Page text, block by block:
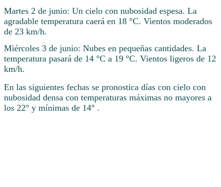
Martes 2 de junio: Un cielo con nubosidad espesa. La
agradable temperatura caerá en 18 °C. Vientos moderados
de 23 km/h.
Miércoles 3 de junio: Nubes en pequeñas cantidades. La
temperatura pasará de 14 °C a 19 °C. Vientos ligeros de 12
km/h.
En las siguientes fechas se pronostica días con cielo con
nubosidad densa con temperaturas máximas no mayores a
los 22° y mínimas de 14° .